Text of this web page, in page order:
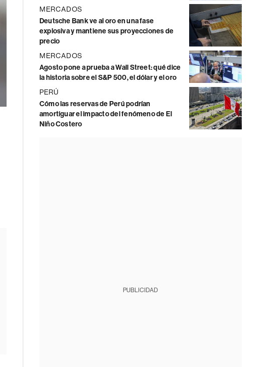
MERCADOS
Deutsche Bank ve al oro en una fase
explosiva y mantiene sus proyecciones de
precio
MERCADOS
Agosto pone a prueba a Wall Street: qué dice
la historia sobre el S&P 500, el dólar y el oro
PERÚ
Cómo las reservas de Perú podrían
amortiguar el impacto del fenómeno de El
Niño Costero
PUBLICIDAD